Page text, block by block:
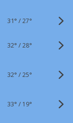
31° /27°
32° /28°
32° /25°
33° / 19°